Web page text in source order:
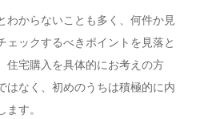
わからないことも多く、何件か見
ェックするべきポイントを見落と
住宅購入を具体的にお考えの方
はなく、初めのうちは積極的に内
す。